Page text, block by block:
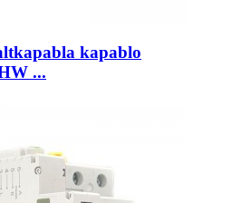
kapablo
...